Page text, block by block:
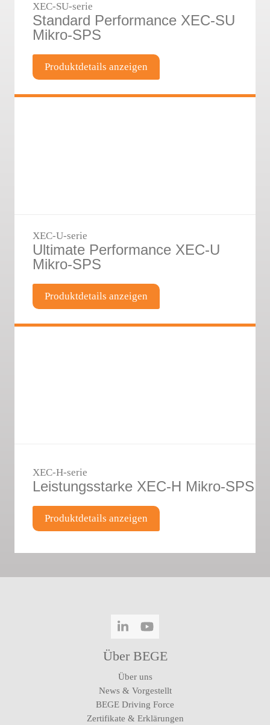
XEC-SU-serie
Standard Performance XEC-SU
Mikro-SPS
Produktdetails anzeigen
XEC-U-serie
Ultimate Performance XEC-U
Mikro-SPS
Produktdetails anzeigen
XEC-H-serie
Leistungsstarke XEC-H Mikro-SPS
Produktdetails anzeigen
LinkedInYouTube
Über BEGE
Über uns
News & Vorgestellt
BEGE Driving Force
Zertifikate & Erklärungen